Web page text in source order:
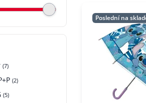
(7)
(2)
(5)
Poslední na